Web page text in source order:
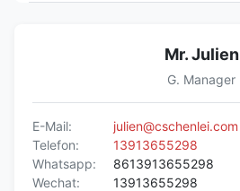
Mr. Julien
G. Manager
E-Mail:
julien@cschenlei.com
Telefon:
13913655298
Whatsapp:
8613913655298
Wechat:
13913655298